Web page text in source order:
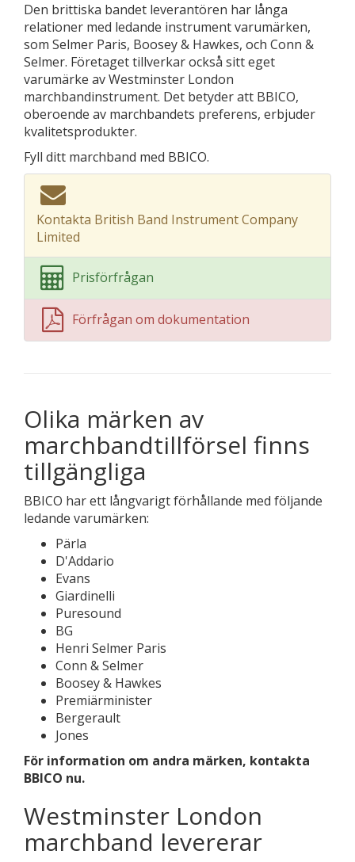
Den brittiska bandet leverantören har långa
relationer med ledande instrument varumärken,
som Selmer Paris, Boosey & Hawkes, och Conn &
Selmer. Företaget tillverkar också sitt eget
varumärke av Westminster London
marchbandinstrument. Det betyder att BBICO,
oberoende av marchbandets preferens, erbjuder
kvalitetsprodukter.
Fyll ditt marchband med BBICO.
Kontakta British Band Instrument Company
Limited
Prisförfrågan
Förfrågan om dokumentation
Olika märken av
marchbandtillförsel finns
tillgängliga
BBICO har ett långvarigt förhållande med följande
ledande varumärken:
Pärla
D'Addario
Evans
Giardinelli
Puresound
BG
Henri Selmer Paris
Conn & Selmer
Boosey & Hawkes
Premiärminister
Bergerault
Jones
För information om andra märken, kontakta
BBICO nu.
Westminster London
marchband levererar